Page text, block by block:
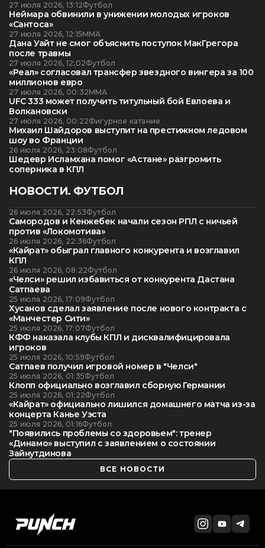
27 июля 2026, 13:12Футбол
Неймара обвинили в унижении молодых игроков
«Сантоса»
27 июля 2026, 12:15ММА
Дана Уайт не смог объяснить поступок МакГрегора
после травмы
27 июля 2026, 12:02Футбол
«Реал» согласовал трансфер звездного вингера за 100
миллионов евро
27 июля 2026, 00:32ММА
UFC 333 может получить титульный бой Евлоева и
Волкановски
27 июля 2026, 00:22Фигурное катание
Михаил Шайдоров выступит на престижном ледовом
шоу во Франции
26 июля 2026, 23:08Футбол
Шедевр Исламхана помог «Астане» разгромить
соперника в КПЛ
НОВОСТИ. ФУТБОЛ
26 июля 2026, 22:53Футбол
Самородов и Кенжебек начали сезон РПЛ с ничьей
против «Локомотива»
26 июля 2026, 22:36Футбол
«Кайрат» обыграл главного конкурента и возглавил
КПЛ
26 июля 2026, 08:22Футбол
«Челси» решил избавиться от конкурента Дастана
Сатпаева
25 июля 2026, 17:09Футбол
Хусанов сделал заявление после нового контракта с
«Манчестер Сити»
25 июля 2026, 17:07Футбол
КФФ наказала клубы КПЛ и дисквалифицировала
игроков
25 июля 2026, 10:59Футбол
Сатпаев получил игровой номер в "Челси"
25 июля 2026, 01:35Футбол
Клопп официально возглавил сборную Германии
25 июля 2026, 01:22Футбол
«Кайрат» официально лишился домашнего матча из-за
концерта Канье Уэста
25 июля 2026, 01:16Футбол
"Появились проблемы со здоровьем": тренер
«Динамо» выступил с заявлением о состоянии
Зайнутдинова
ВСЕ НОВОСТИ